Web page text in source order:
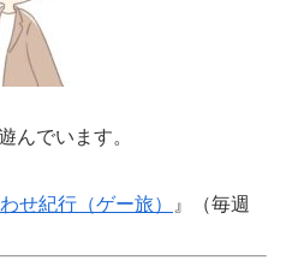
んでいます。
せ紀行（ゲー旅）
』（毎週